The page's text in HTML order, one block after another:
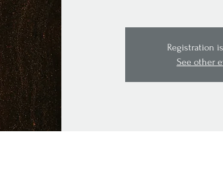
Registration
See other